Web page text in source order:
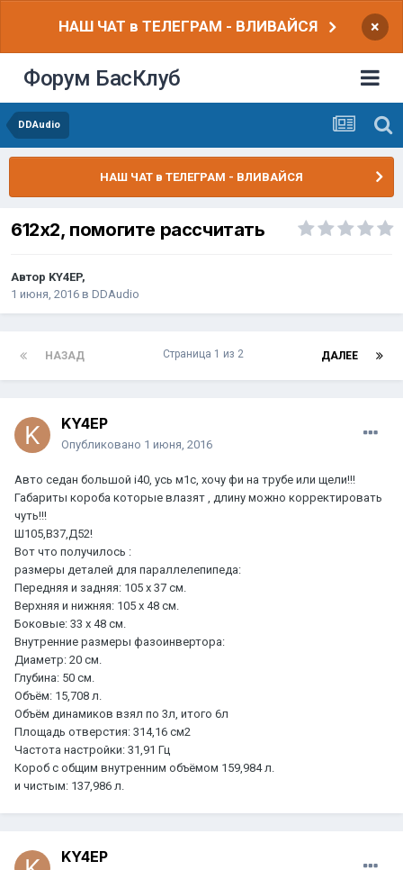
НАШ ЧАТ в ТЕЛЕГРАМ - ВЛИВАЙСЯ ×
Форум БасКлуб
DDAudio
НАШ ЧАТ в ТЕЛЕГРАМ - ВЛИВАЙСЯ
612х2, помогите рассчитать
Автор KY4EP,
1 июня, 2016 в DDAudio
НАЗАД ДАЛЕЕ
Страница 1 из 2
KY4EP
Опубликовано 1 июня, 2016
Авто седан большой i40, усь м1с, хочу фи на трубе или щели!!!
Габариты короба которые влазят , длину можно корректировать
чуть!!!
Ш105,В37,Д52!
Вот что получилось :
размеры деталей для параллелепипеда:
Передняя и задняя: 105 х 37 см.
Верхняя и нижняя: 105 х 48 см.
Боковые: 33 х 48 см.
Внутренние размеры фазоинвертора:
Диаметр: 20 см.
Глубина: 50 см.
Объём: 15,708 л.
Объём динамиков взял по 3л, итого 6л
Площадь отверстия: 314,16 см2
Частота настройки: 31,91 Гц
Короб с общим внутренним объёмом 159,984 л.
и чистым: 137,986 л.
KY4EP